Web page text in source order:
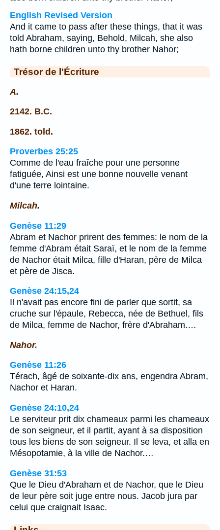
English Revised Version
And it came to pass after these things, that it was
told Abraham, saying, Behold, Milcah, she also
hath borne children unto thy brother Nahor;
Trésor de l'Écriture
A.
2142. B.C.
1862. told.
Proverbes 25:25
Comme de l'eau fraîche pour une personne
fatiguée, Ainsi est une bonne nouvelle venant
d'une terre lointaine.
Milcah.
Genèse 11:29
Abram et Nachor prirent des femmes: le nom de la
femme d'Abram était Saraï, et le nom de la femme
de Nachor était Milca, fille d'Haran, père de Milca
et père de Jisca.
Genèse 24:15,24
Il n'avait pas encore fini de parler que sortit, sa
cruche sur l'épaule, Rebecca, née de Bethuel, fils
de Milca, femme de Nachor, frère d'Abraham.…
Nahor.
Genèse 11:26
Térach, âgé de soixante-dix ans, engendra Abram,
Nachor et Haran.
Genèse 24:10,24
Le serviteur prit dix chameaux parmi les chameaux
de son seigneur, et il partit, ayant à sa disposition
tous les biens de son seigneur. Il se leva, et alla en
Mésopotamie, à la ville de Nachor.…
Genèse 31:53
Que le Dieu d'Abraham et de Nachor, que le Dieu
de leur père soit juge entre nous. Jacob jura par
celui que craignait Isaac.